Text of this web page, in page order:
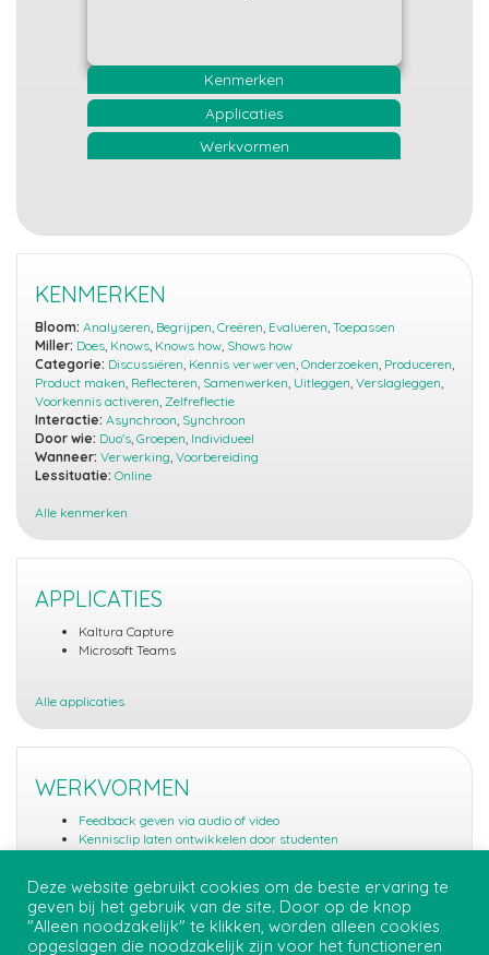
Kenmerken
Applicaties
Werkvormen
KENMERKEN
Bloom: Analyseren, Begrijpen, Creëren, Evalueren, Toepassen
Miller: Does, Knows, Knows how, Shows how
Categorie: Discussiëren, Kennis verwerven, Onderzoeken, Produceren,
Product maken, Reflecteren, Samenwerken, Uitleggen, Verslagleggen,
Voorkennis activeren, Zelfreflectie
Interactie: Asynchroon, Synchroon
Door wie: Duo's, Groepen, Individueel
Wanneer: Verwerking, Voorbereiding
Lessituatie: Online
Alle kenmerken
APPLICATIES
Kaltura Capture
Microsoft Teams
Alle applicaties
WERKVORMEN
Feedback geven via audio of video
Kennisclip laten ontwikkelen door studenten
Alle werkvormen (5)
Deze website gebruikt cookies om de beste ervaring te
geven bij het gebruik van de site. Door op de knop
"Alleen noodzakelijk" te klikken, worden alleen cookies
opgeslagen die noodzakelijk zijn voor het functioneren